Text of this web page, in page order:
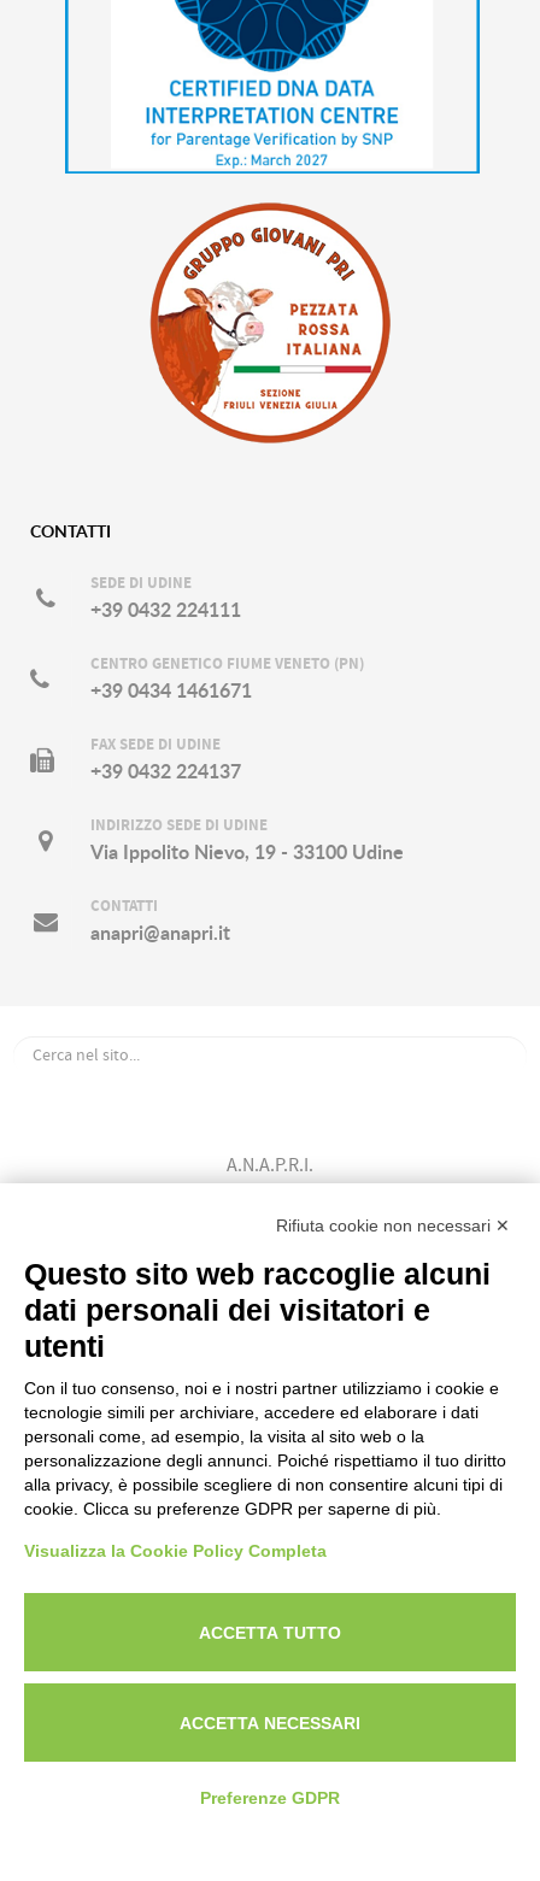
CONTATTI
SEDE DI UDINE
+39 0432 224111
CENTRO GENETICO FIUME VENETO (PN)
+39 0434 1461671
FAX SEDE DI UDINE
+39 0432 224137
INDIRIZZO SEDE DI UDINE
Via Ippolito Nievo, 19 - 33100 Udine
CONTATTI
anapri@anapri.it
A.N.A.P.R.I.
Bovini di Razza Pezzata Rossa Italiana
Codice Fiscale: 80009310303
Powered byANAPRI Webmaster
Rifiuta cookie non necessari ✕
Questo sito web raccoglie alcuni
dati personali dei visitatori e
utenti
Con il tuo consenso, noi e i nostri partner utilizziamo i cookie e
tecnologie simili per archiviare, accedere ed elaborare i dati
personali come, ad esempio, la visita al sito web o la
personalizzazione degli annunci. Poiché rispettiamo il tuo diritto
alla privacy, è possibile scegliere di non consentire alcuni tipi di
cookie. Clicca su preferenze GDPR per saperne di più.
Visualizza la Cookie Policy Completa
ACCETTA TUTTO
ACCETTA NECESSARI
Preferenze GDPR